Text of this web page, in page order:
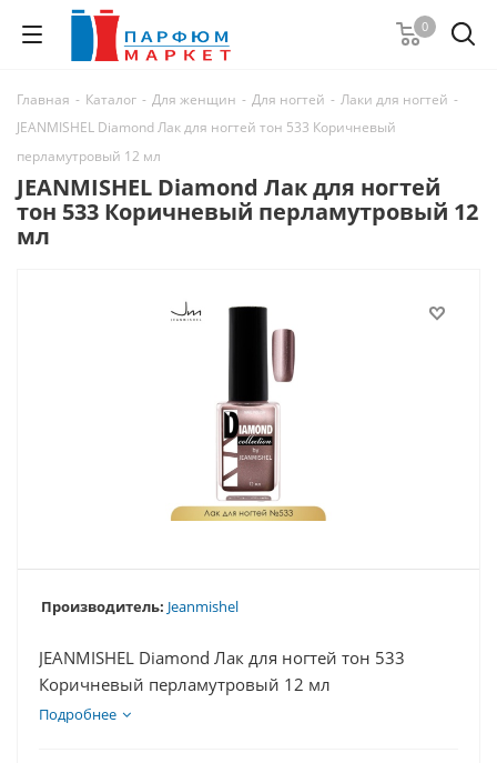
0
Главная - Каталог - Для женщин - Для ногтей - Лаки для ногтей -
JEANMISHEL Diamond Лак для ногтей тон 533 Коричневый
перламутровый 12 мл
JEANMISHEL Diamond Лак для ногтей
тон 533 Коричневый перламутровый 12
мл
Производитель: Jeanmishel
JEANMISHEL Diamond Лак для ногтей тон 533
Коричневый перламутровый 12 мл
Подробнее